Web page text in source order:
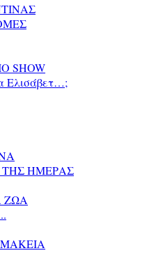
SHOW
Ελισάβετ…;
ΗΜΕΡΑΣ
ΖΩΑ